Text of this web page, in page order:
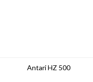
Antari HZ 500